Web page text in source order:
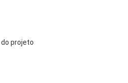
projeto